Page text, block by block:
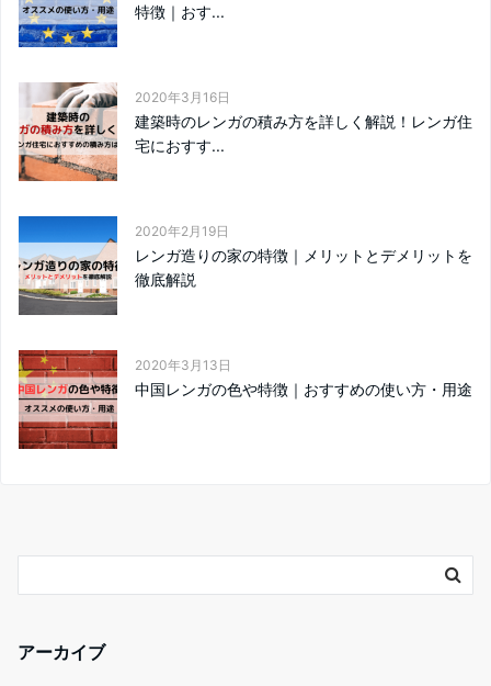
特徴｜おす...
2020年3月16日
建築時のレンガの積み方を詳しく解説！レンガ住
宅におすす...
2020年2月19日
レンガ造りの家の特徴｜メリットとデメリットを
徹底解説
2020年3月13日
中国レンガの色や特徴｜おすすめの使い方・用途
アーカイブ